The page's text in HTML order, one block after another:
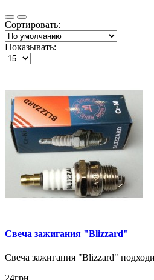
Сортировать:
Показывать:
Свеча зажигания "Blizzard"
Свеча зажигания "Blizzard"